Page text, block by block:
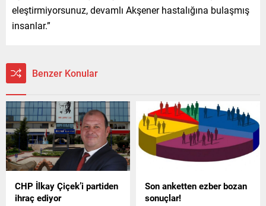
eleştirmiyorsunuz, devamlı Akşener hastalığına bulaşmış
insanlar.”
Benzer Konular
CHP İlkay Çiçek’i partiden
ihraç ediyor
Son anketten ezber bozan
sonuçlar!